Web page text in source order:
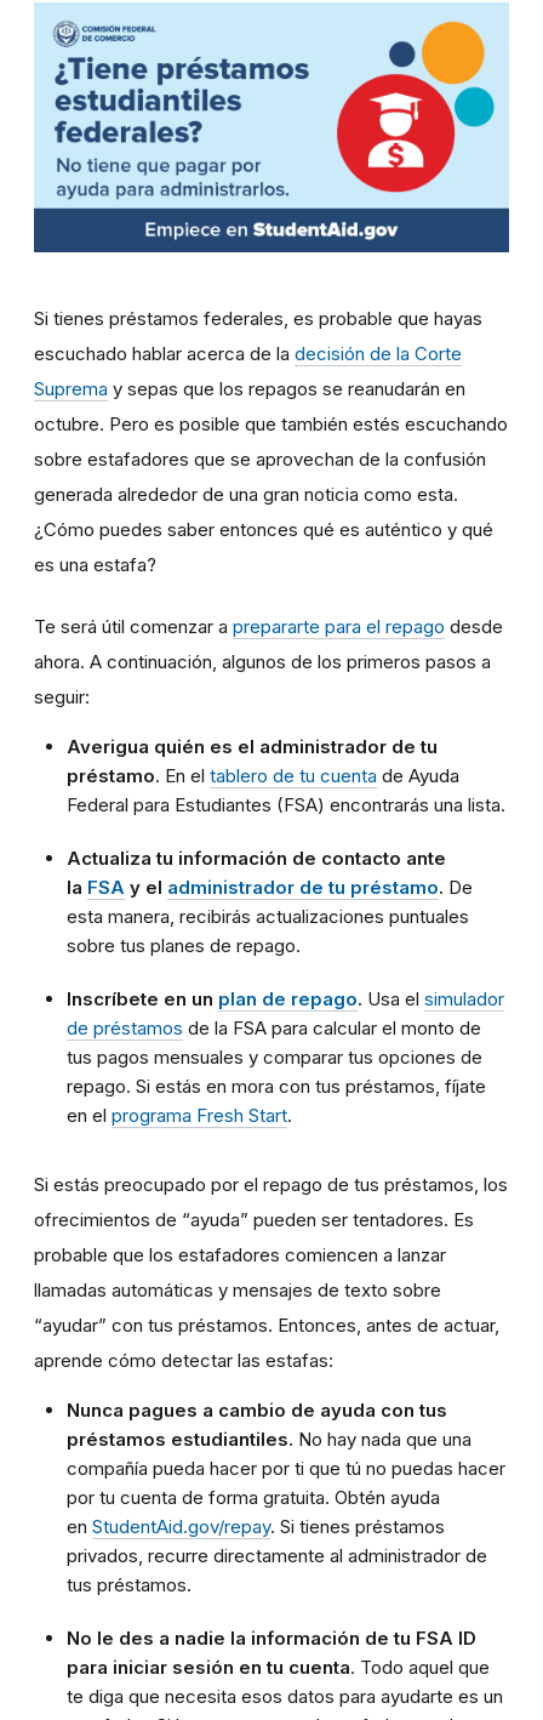
Si tienes préstamos federales, es probable que hayas
escuchado hablar acerca de la decisión de la Corte
Suprema y sepas que los repagos se reanudarán en
octubre. Pero es posible que también estés escuchando
sobre estafadores que se aprovechan de la confusión
generada alrededor de una gran noticia como esta.
¿Cómo puedes saber entonces qué es auténtico y qué
es una estafa?
Te será útil comenzar a prepararte para el repago desde
ahora. A continuación, algunos de los primeros pasos a
seguir:
Averigua quién es el administrador de tu
préstamo. En el tablero de tu cuenta de Ayuda
Federal para Estudiantes (FSA) encontrarás una lista.
Actualiza tu información de contacto ante
la FSA y el administrador de tu préstamo. De
esta manera, recibirás actualizaciones puntuales
sobre tus planes de repago.
Inscríbete en un plan de repago. Usa el simulador
de préstamos de la FSA para calcular el monto de
tus pagos mensuales y comparar tus opciones de
repago. Si estás en mora con tus préstamos, fíjate
en el programa Fresh Start.
Si estás preocupado por el repago de tus préstamos, los
ofrecimientos de “ayuda” pueden ser tentadores. Es
probable que los estafadores comiencen a lanzar
llamadas automáticas y mensajes de texto sobre
“ayudar” con tus préstamos. Entonces, antes de actuar,
aprende cómo detectar las estafas:
Nunca pagues a cambio de ayuda con tus
préstamos estudiantiles. No hay nada que una
compañía pueda hacer por ti que tú no puedas hacer
por tu cuenta de forma gratuita. Obtén ayuda
en StudentAid.gov/repay. Si tienes préstamos
privados, recurre directamente al administrador de
tus préstamos.
No le des a nadie la información de tu FSA ID
para iniciar sesión en tu cuenta. Todo aquel que
te diga que necesita esos datos para ayudarte es un